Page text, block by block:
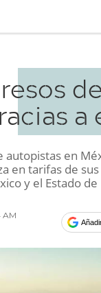
a
autopistas en
en tarifas de
y el Estado
AM